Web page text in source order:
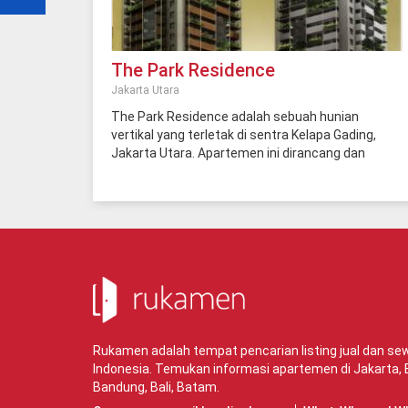
The Park Residence
Jakarta Utara
The Park Residence adalah sebuah hunian
vertikal yang terletak di sentra Kelapa Gading,
Jakarta Utara. Apartemen ini dirancang dan
lebih terasa segar dan terbuka. Kompleks
dasar Apartemen Anda segera berubah menjadi
Oasis yang cukup urban. The Park Residence
berada di sebelah Grand Whiz Hotel dan Furama
kebutuhan sehari-hari, Anda cukup berjalan kaki
saja ke Lotte Mart, Mall Artha Gading, Mall Kelapa
Gading, dan Mall of Indonesia. Dari apartemen,
Rukamen adalah tempat pencarian listing jual dan
Indonesia. Temukan informasi apartemen di Jakarta,
Bandung, Bali, Batam